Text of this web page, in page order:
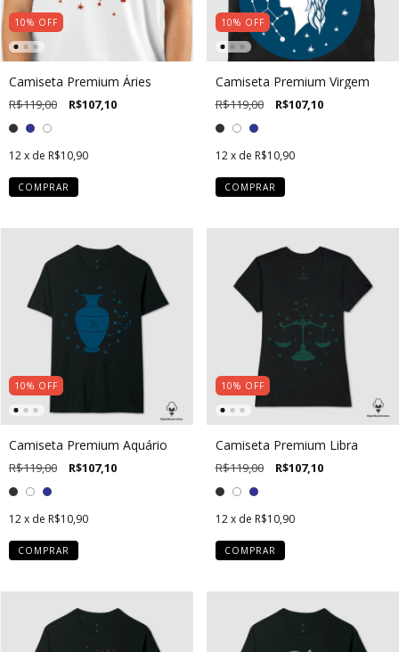
10% OFF
Camiseta Premium Áries
R$119,00 R$107,10
12x de R$10,90
COMPRAR
10% OFF
Camiseta Premium Virgem
R$119,00 R$107,10
12 x de R$10,90
COMPRAR
10% OFF
Camiseta Premium Aquário
R$119,00 R$107,10
12x de R$10,90
COMPRAR
10% OFF
Camiseta Premium Libra
R$119,00 R$107,10
12 x de R$10,90
COMPRAR